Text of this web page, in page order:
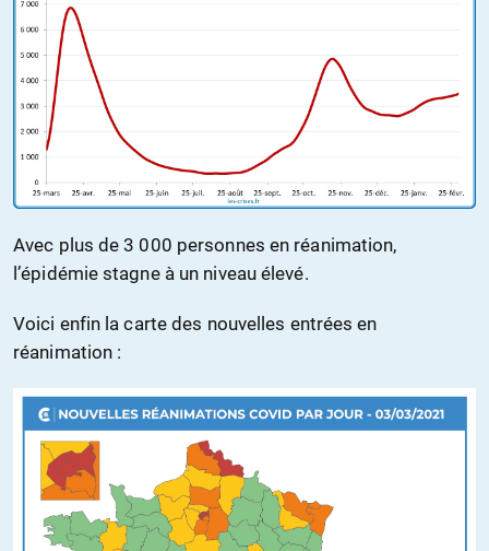
Avec plus de 3 000 personnes en réanimation,
l’épidémie stagne à un niveau élevé.
Voici enfin la carte des nouvelles entrées en
réanimation :